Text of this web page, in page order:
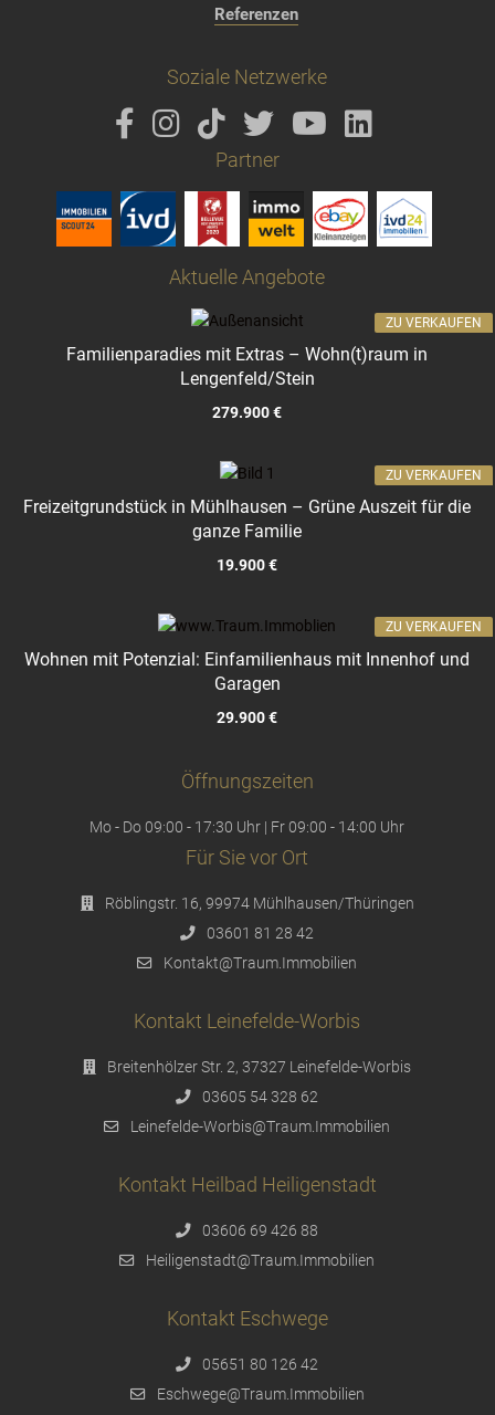
Referenzen
Soziale Netzwerke
Partner
Aktuelle Angebote
Familienparadies mit Extras – Wohn(t)raum in
Lengenfeld/Stein
279.900 €
ZU VERKAUFEN
Freizeitgrundstück in Mühlhausen – Grüne Auszeit für die
ganze Familie
19.900 €
ZU VERKAUFEN
Wohnen mit Potenzial: Einfamilienhaus mit Innenhof und
Garagen
29.900 €
ZU VERKAUFEN
Öffnungszeiten
Mo - Do 09:00 - 17:30 Uhr | Fr 09:00 - 14:00 Uhr
Für Sie vor Ort
Röblingstr. 16, 99974 Mühlhausen/Thüringen
03601 81 28 42
Kontakt@Traum.Immobilien
Kontakt Leinefelde-Worbis
Breitenhölzer Str. 2, 37327 Leinefelde-Worbis
03605 54 328 62
Leinefelde-Worbis@Traum.Immobilien
Kontakt Heilbad Heiligenstadt
03606 69 426 88
Heiligenstadt@Traum.Immobilien
Kontakt Eschwege
05651 80 126 42
Eschwege@Traum.Immobilien